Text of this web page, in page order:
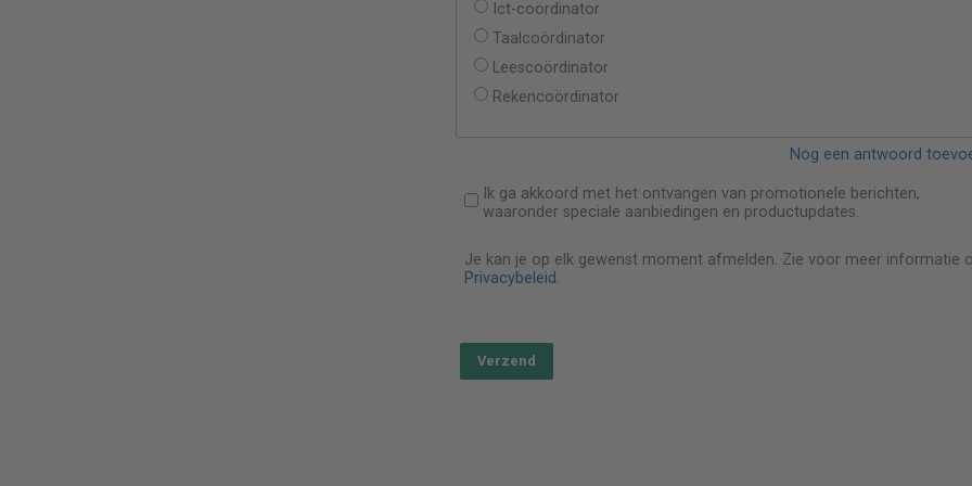
Ict-coördinator
Taalcoördinator
Leescoördinator
Rekencoördinator
Nog een antwoord
Ik ga akkoord met het ontvangen van promotionele berichten,
waaronder speciale aanbiedingen en productupdates.
Je kan je op elk gewenst moment afmelden. Zie voor meer informatie
Privacybeleid.